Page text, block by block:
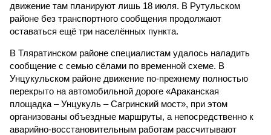
движение там планируют лишь 18 июля. В Рутульском
районе без транспортного сообщения продолжают
оставаться ещё три населённых пункта.
В Тляратинском районе специалистам удалось наладить
сообщение с семью сёлами по временной схеме. В
Унцукульском районе движение по-прежнему полностью
перекрыто на автомобильной дороге «Араканская
площадка – Унцукуль – Сагринский мост», при этом
организованы объездные маршруты, а непосредственно к
аварийно-восстановительным работам рассчитывают